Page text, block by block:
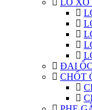
LÒ XO
ĐAI
CHỐT